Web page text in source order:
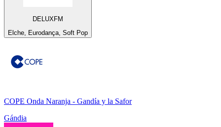
DELUXFM
Elche, Eurodança, Soft Pop
COPE Onda Naranja - Gandía y la Safor
Gándia